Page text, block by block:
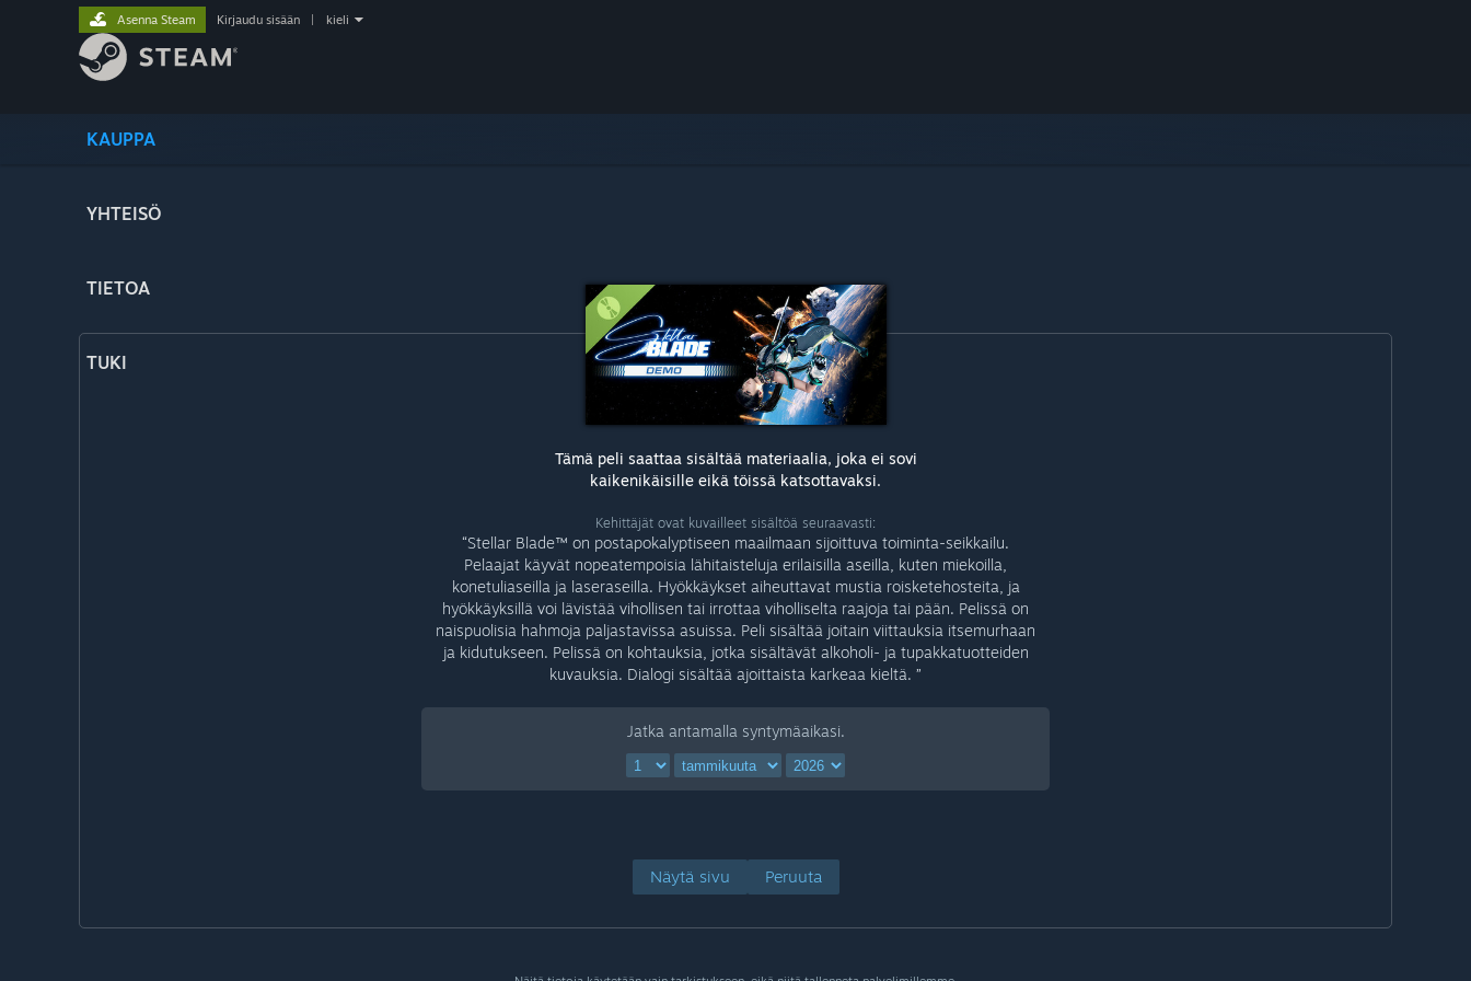
KAUPPA
YHTEISÖ
TIETOA
TUKI
Asenna Steam Kirjaudu sisään kieli
Tämä peli saattaa sisältää materiaalia, joka ei sovi
kaikenikäisille eikä töissä katsottavaksi.
Kehittäjät ovat kuvailleet sisältöä seuraavasti:
“Stellar Blade™ on postapokalyptiseen maailmaan sijoittuva toiminta-seikkailu.
Pelaajat käyvät nopeatempoisia lähitaisteluja erilaisilla aseilla, kuten miekoilla,
konetuliaseilla ja laseraseilla. Hyökkäykset aiheuttavat mustia roisketehosteita, ja
hyökkäyksillä voi lävistää vihollisen tai irrottaa viholliselta raajoja tai pään. Pelissä on
naispuolisia hahmoja paljastavissa asuissa. Peli sisältää joitain viittauksia itsemurhaan
ja kidutukseen. Pelissä on kohtauksia, jotka sisältävät alkoholi- ja tupakkatuotteiden
kuvauksia. Dialogi sisältää ajoittaista karkeaa kieltä. ”
Jatka antamalla syntymäaikasi.
Näytä sivu Peruuta